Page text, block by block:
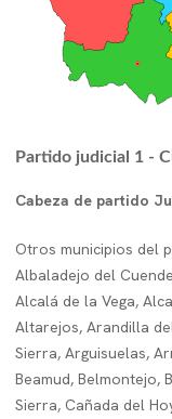
Partido judicial 1 -
Cabeza de partido
Otros municipios del
Albaladejo del
Alcalá de la Vega,
Altarejos, Arandilla
Sierra, Arguisuelas,
Beamud, Belmontejo,
Sierra, Cañada del